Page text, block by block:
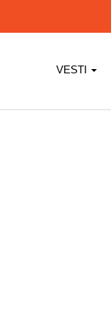
VESTI